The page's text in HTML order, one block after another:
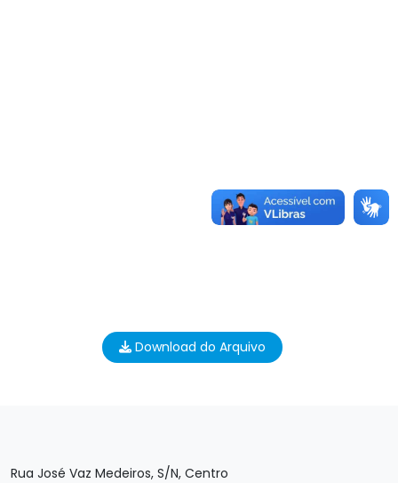
Download do Arquivo
Rua José Vaz Medeiros, S/N, Centro